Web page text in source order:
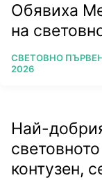
Обявиха
на
ПОВЕЧЕ ОТ
СВЕТОВНО
2026
Най-
контузен,